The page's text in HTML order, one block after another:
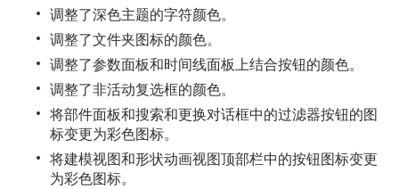
调整了深色主题的字符颜色。
调整了文件夹图标的颜色。
调整了参数面板和时间线面板上结合按钮的颜色。
调整了非活动复选框的颜色。
将部件面板和搜索和更换对话框中的过滤器按钮的图
标变更为彩色图标。
将建模视图和形状动画视图顶部栏中的按钮图标变更
为彩色图标。